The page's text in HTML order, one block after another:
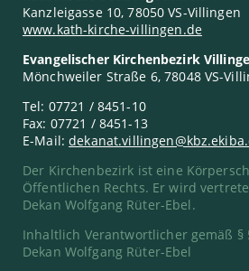
Kanzleigasse 10, 78050 VS-Villingen
www.kath-kirche-villingen.de
Evangelischer Kirchenbezirk
Mönchweiler Straße 6, 78048 VS-
Tel: 07721 / 8451-10
Fax: 07721 / 8451-13
E-Mail:
Der Kirchenbezirk ist eine
Öffentlichen Rechts. Er wird
Dekan Wolfgang Rüter-Ebel.
Inhaltlich Verantwortlicher gemäß §
Dekan Wolfgang Rüter-Ebel